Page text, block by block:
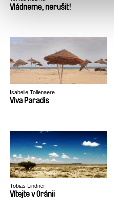
Vládneme, nerušit!
Isabelle Tollenaere
Viva Paradis
Tobias Lindner
Vítejte v Oránii